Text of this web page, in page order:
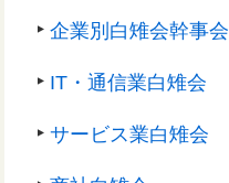
企業別白雉会幹事会
IT・通信業白雉会
サービス業白雉会